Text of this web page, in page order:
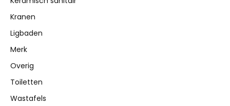
Kranen
Ligbaden
Merk
Overig
Toiletten
Wastafels